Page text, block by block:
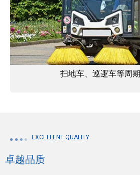
扫地车、巡逻车等周
EXCELLENT QUALITY
卓越品质